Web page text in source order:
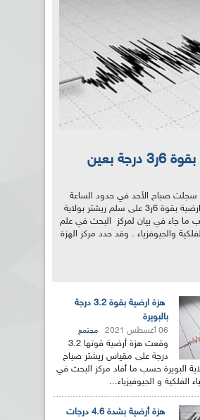
هزة أرضية بقوة 6ر3 درجة بعين
سجلت صباح الأحد في حدود الساعة
15د 6 سا هزه ارضية بقوة 6ر3 على سلم ريشتر بولاية
ما جاء في بيان لمركز البحث في علم
والجيوفزياء . وقد حدد مركز الهزة
هزة ارضية بقوة 3.2 درجة
بالبويرة
06 أغسطس 2021 مجتمع
درجة على مقياس ريشتر صباح
البويرة حسب ما أفاد مركز البحث في
الفلكية و الجيوفيزياء...
هزة أرضية بشدة 4.6 درجات